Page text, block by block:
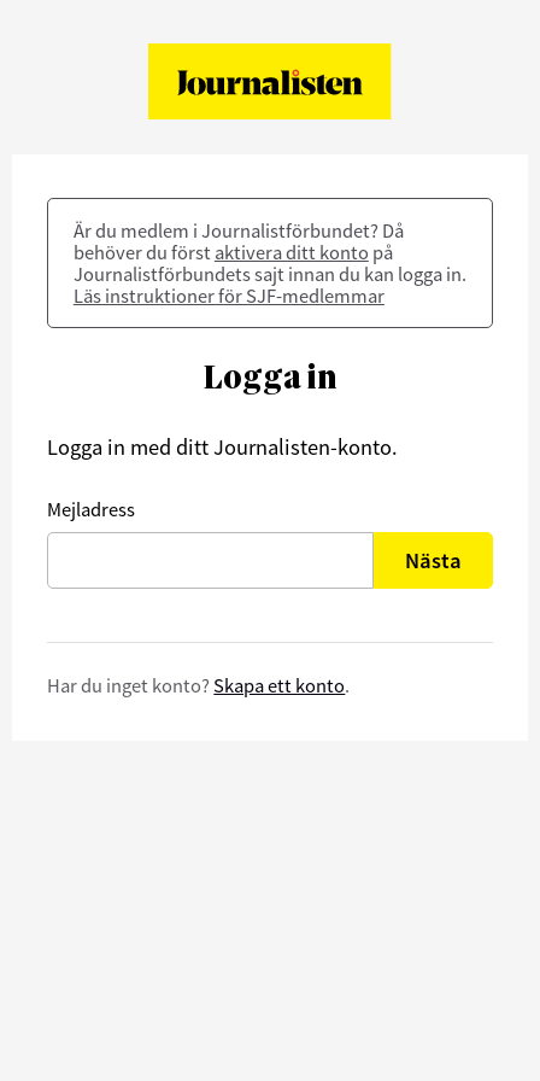
Är du medlem i Journalistförbundet? Då
behöver du först aktivera ditt konto på
Journalistförbundets sajt innan du kan logga in.
Läs instruktioner för SJF-medlemmar
Logga in
Logga in med ditt Journalisten-konto.
Mejladress
Nästa
Har du inget konto? Skapa ett konto.